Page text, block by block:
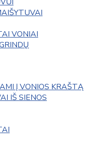
VONIAI
Į VONIOS KRAŠTĄ
IŠ SIENOS